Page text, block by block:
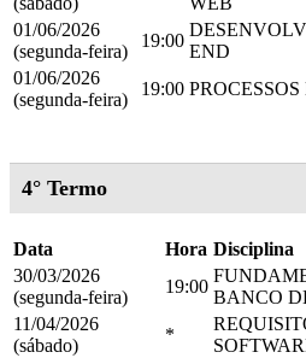
01/06/2026
(segunda-feira)
19:00
END
01/06/2026
(segunda-feira)
19:00
4° Termo
Data Hora Disciplina
30/03/2026
(segunda-feira)
19:00
BANCO
11/04/2026
(sábado)
*